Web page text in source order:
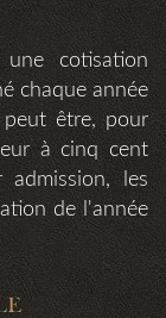
cotisation
chaque année
être, pour
à cinq cent
les
de l'année